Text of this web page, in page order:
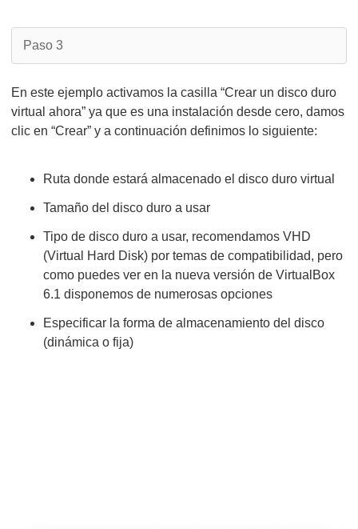
Paso 3
En este ejemplo activamos la casilla “Crear un disco duro
virtual ahora” ya que es una instalación desde cero, damos
clic en “Crear” y a continuación definimos lo siguiente:
Ruta donde estará almacenado el disco duro virtual
Tamaño del disco duro a usar
Tipo de disco duro a usar, recomendamos VHD
(Virtual Hard Disk) por temas de compatibilidad, pero
como puedes ver en la nueva versión de VirtualBox
6.1 disponemos de numerosas opciones
Especificar la forma de almacenamiento del disco
(dinámica o fija)